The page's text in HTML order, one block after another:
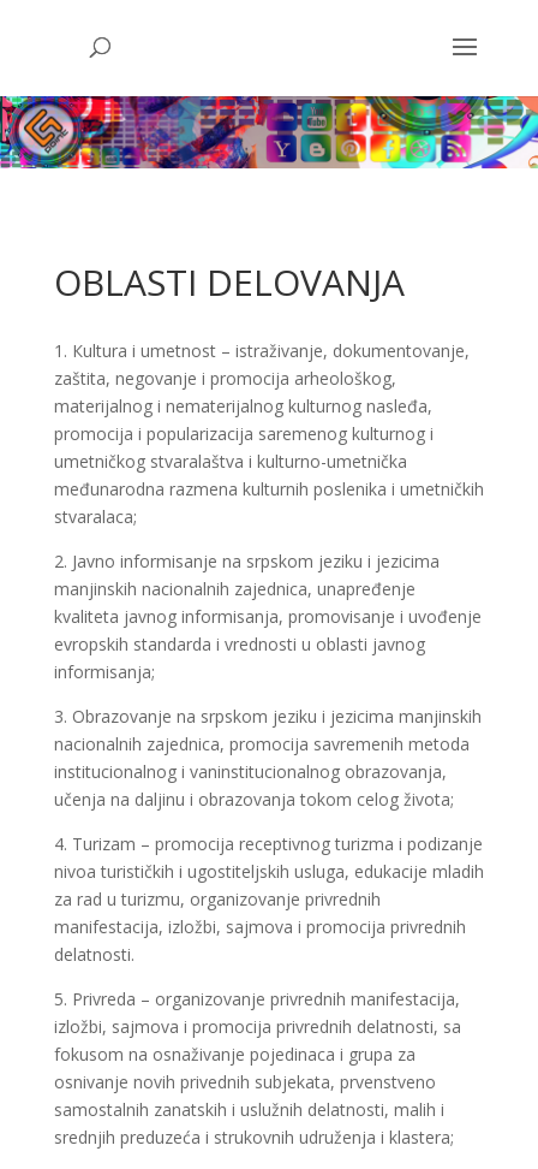
OBLASTI DELOVANJA
1. Кultura i umetnost – istraživanje, dokumentovanje,
zaštita, negovanje i promocija arheološkog,
materijalnog i nematerijalnog kulturnog nasleđa,
promocija i popularizacija saremenog kulturnog i
umetničkog stvaralaštva i kulturno-umetnička
međunarodna razmena kulturnih poslenika i umetničkih
stvaralaca;
2. Javno informisanje na srpskom jeziku i jezicima
manjinskih nacionalnih zajednica, unapređenje
kvaliteta javnog informisanja, promovisanje i uvođenje
evropskih standarda i vrednosti u oblasti javnog
informisanja;
3. Obrazovanje na srpskom jeziku i jezicima manjinskih
nacionalnih zajednica, promocija savremenih metoda
institucionalnog i vaninstitucionalnog obrazovanja,
učenja na daljinu i obrazovanja tokom celog života;
4. Turizam – promocija receptivnog turizma i podizanje
nivoa turističkih i ugostiteljskih usluga, edukacije mladih
za rad u turizmu, organizovanje privrednih
manifestacija, izložbi, sajmova i promocija privrednih
delatnosti.
5. Privreda – organizovanje privrednih manifestacija,
izložbi, sajmova i promocija privrednih delatnosti, sa
fokusom na osnaživanje pojedinaca i grupa za
osnivanje novih privednih subjekata, prvenstveno
samostalnih zanatskih i uslužnih delatnosti, malih i
srednjih preduzeća i strukovnih udruženja i klastera;